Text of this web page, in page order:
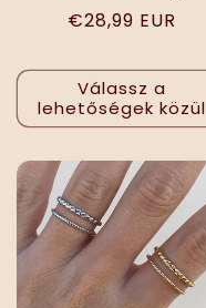
Normál
€28,99 EUR
Válassz a
lehetőségek közül